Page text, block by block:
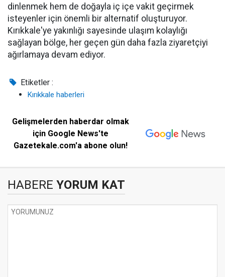
dinlenmek hem de doğayla iç içe vakit geçirmek
isteyenler için önemli bir alternatif oluşturuyor.
Kırıkkale'ye yakınlığı sayesinde ulaşım kolaylığı
sağlayan bölge, her geçen gün daha fazla ziyaretçiyi
ağırlamaya devam ediyor.
Etiketler :
Kırıkkale haberleri
Gelişmelerden haberdar olmak
için Google News'te
Gazetekale.com'a abone olun!
HABERE YORUM KAT